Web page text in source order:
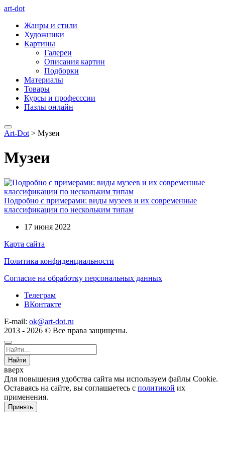
art-dot
Жанры и стили
Художники
Картины
Галереи
Описания картин
Подборки
Материалы
Товары
Курсы и професссии
Пазлы онлайн
Art-Dot > Музеи
Музеи
Подробно с примерами: виды музеев и их современные
классификации по нескольким типам
17 июня 2022
Карта сайта
Политика конфиденциальности
Согласие на обработку персональных данных
Телеграм
ВКонтакте
E-mail: ok@art-dot.ru
2013 - 2026 © Все права защищены.
Найти
вверх
Для повышения удобства сайта мы используем файлы Cookie.
Оставаясь на сайте, вы соглашаетесь с политикой их
применения.
Принять